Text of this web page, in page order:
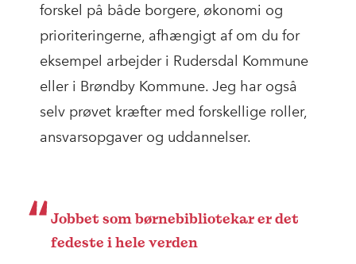
forskel på både borgere, økonomi og
prioriteringerne, afhængigt af om du for
eksempel arbejder i Rudersdal Kommune
eller i Brøndby Kommune. Jeg har også
selv prøvet kræfter med forskellige roller,
ansvarsopgaver og uddannelser.
Jobbet som børnebibliotekar er det
fedeste i hele verden